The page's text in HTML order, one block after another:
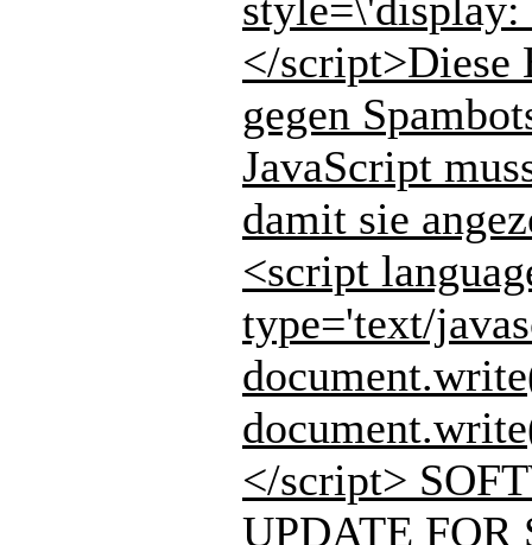
</script>Diese
gegen
JavaScript
damit sie
<script
type='text/
</script>
UPDATE